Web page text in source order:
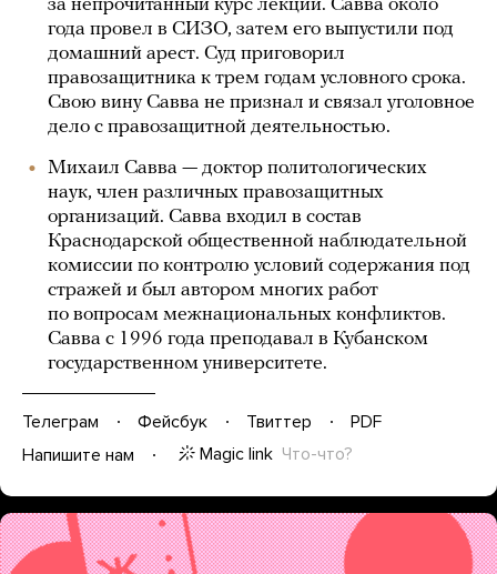
за непрочитанный курс лекций. Савва около
года провел в СИЗО, затем его выпустили под
домашний арест. Суд приговорил
правозащитника к трем годам условного срока.
Свою вину Савва не признал и связал уголовное
дело с правозащитной деятельностью.
Михаил Савва — доктор политологических
наук, член различных правозащитных
организаций. Савва входил в состав
Краснодарской общественной наблюдательной
комиссии по контролю условий содержания под
стражей и был автором многих работ
по вопросам межнациональных конфликтов.
Савва с 1996 года преподавал в Кубанском
государственном университете.
Телеграм Фейсбук Твиттер
PDF
Напишите нам
Magic link Что-что?